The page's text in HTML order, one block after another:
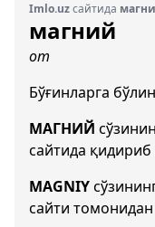
Imlo.uzсайтида
магний
от
Бўғинларга
МАГНИЙ
сайтида қидириб
MAGNIY
сайти